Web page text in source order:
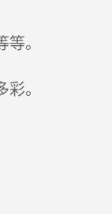
。
。